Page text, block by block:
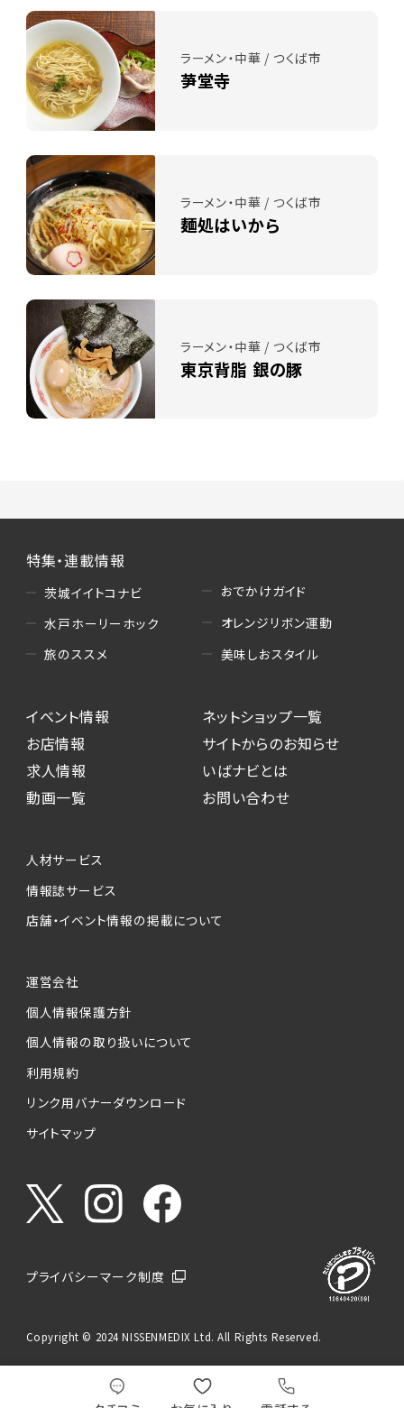
ラーメン・中華 / つくば市
芛堂寺
ラーメン・中華 / つくば市
麺処はいから
ラーメン・中華 / つくば市
東京背脂 銀の豚
特集・連載情報
茨城イイトコナビ
水戸ホーリーホック
旅のススメ
おでかけガイド
オレンジリボン運動
美味しおスタイル
イベント情報
お店情報
求人情報
動画一覧
ネットショップ一覧
サイトからのお知らせ
いばナビとは
お問い合わせ
人材サービス
情報誌サービス
店舗・イベント情報の掲載について
運営会社
個人情報保護方針
個人情報の取り扱いについて
利用規約
リンク用バナーダウンロード
サイトマップ
プライバシーマーク制度
Copyright © 2024 NISSENMEDIX Ltd. All Rights Reserved.